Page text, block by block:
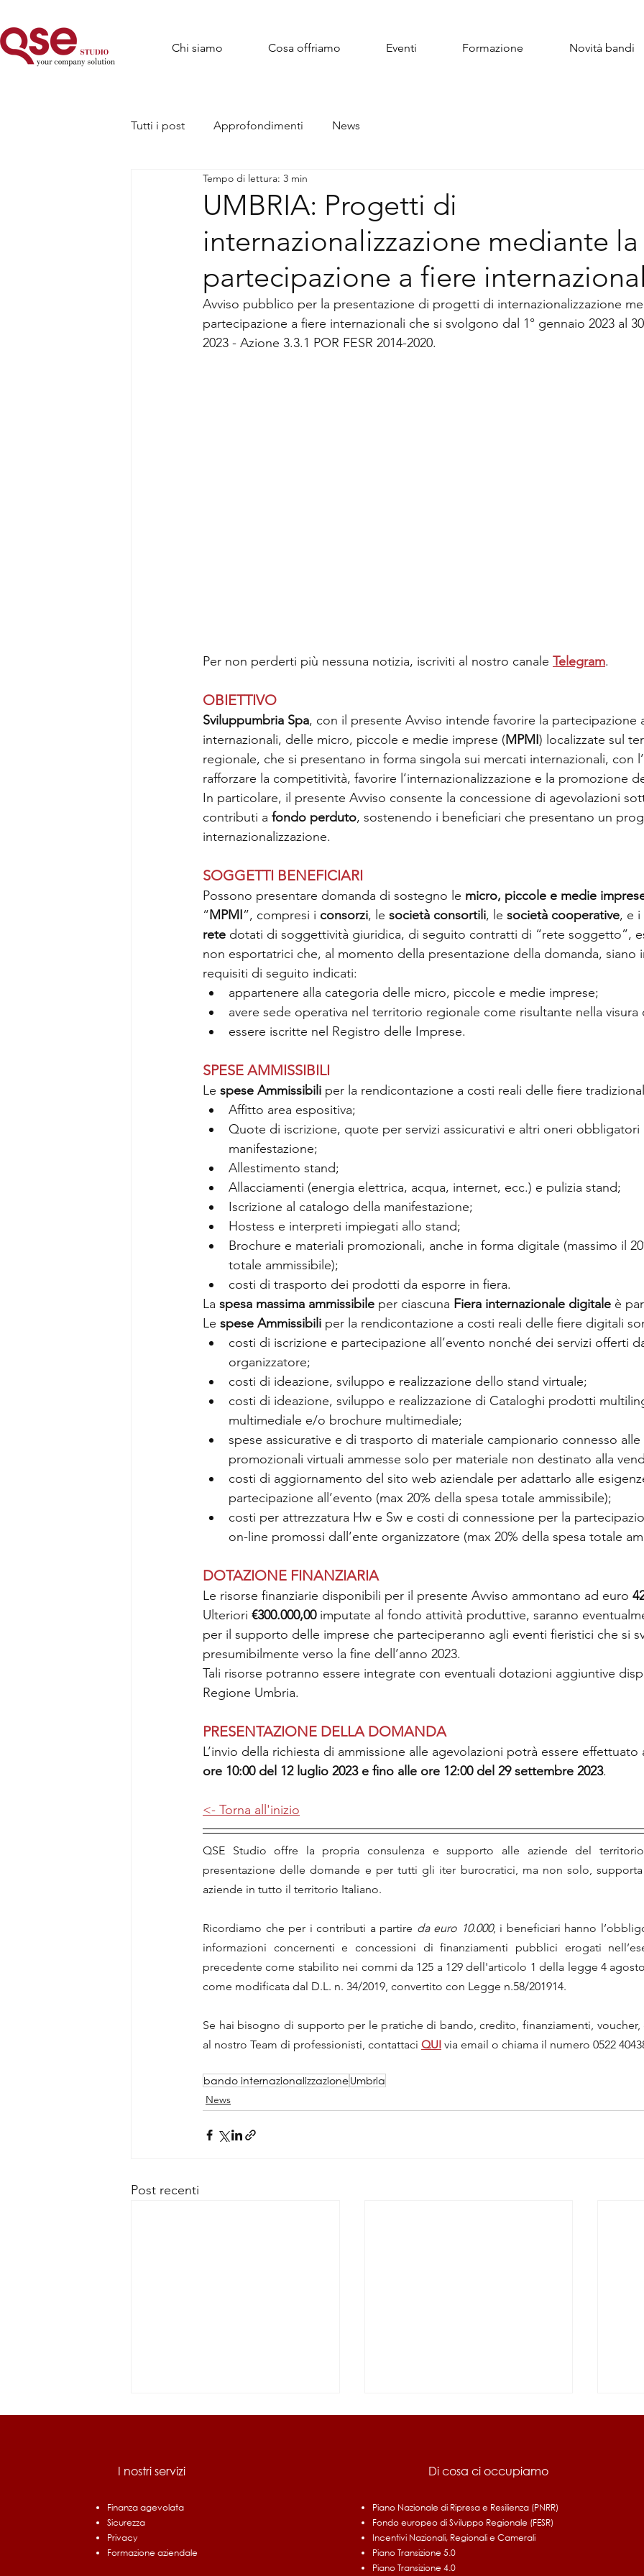
Chi siamo Cosa offriamo Eventi Formazione Novità bandi
Tutti i post Approfondimenti News
UMBRIA: Progetti di
internazionalizzazione mediante la
partecipazione a fiere
Tempo di lettura: 3 min
Avviso pubblico per la presentazione di progetti di internazionalizzazione
partecipazione a fiere internazionali che si svolgono dal 1° gennaio 2023 al
2023 - Azione 3.3.1 POR FESR 2014-2020.
Per non perderti più nessuna notizia, iscriviti al nostro canale Telegram.
OBIETTIVO
Sviluppumbria Spa, con il presente Avviso intende favorire la partecipazione
internazionali, delle micro, piccole e medie imprese (MPMI) localizzate sul
regionale, che si presentano in forma singola sui mercati internazionali, con
rafforzare la competitività, favorire l’internazionalizzazione e la promozione
In particolare, il presente Avviso consente la concessione di agevolazioni
contributi a fondo perduto, sostenendo i beneficiari che presentano un
internazionalizzazione.
SOGGETTI BENEFICIARI
Possono presentare domanda di sostegno le micro, piccole e medie
“MPMI”, compresi i consorzi, le società consortili, le società cooperative, e i
rete dotati di soggettività giuridica, di seguito contratti di “rete soggetto”,
non esportatrici che, al momento della presentazione della domanda, siano
requisiti di seguito indicati:
appartenere alla categoria delle micro, piccole e medie imprese;
avere sede operativa nel territorio regionale come risultante nella visura
essere iscritte nel Registro delle Imprese.
SPESE AMMISSIBILI
Le spese Ammissibili per la rendicontazione a costi reali delle fiere
Affitto area espositiva;
Quote di iscrizione, quote per servizi assicurativi e altri oneri obbligatori
manifestazione;
Allestimento stand;
Allacciamenti (energia elettrica, acqua, internet, ecc.) e pulizia stand;
Iscrizione al catalogo della manifestazione;
Hostess e interpreti impiegati allo stand;
Brochure e materiali promozionali, anche in forma digitale (massimo il
totale ammissibile);
costi di trasporto dei prodotti da esporre in fiera.
La spesa massima ammissibile per ciascuna Fiera internazionale digitale è
Le spese Ammissibili per la rendicontazione a costi reali delle fiere digitali
costi di iscrizione e partecipazione all’evento nonché dei servizi offerti
organizzatore;
costi di ideazione, sviluppo e realizzazione dello stand virtuale;
costi di ideazione, sviluppo e realizzazione di Cataloghi prodotti
multimediale e/o brochure multimediale;
spese assicurative e di trasporto di materiale campionario connesso alle
promozionali virtuali ammesse solo per materiale non destinato alla
costi di aggiornamento del sito web aziendale per adattarlo alle
partecipazione all’evento (max 20% della spesa totale ammissibile);
costi per attrezzatura Hw e Sw e costi di connessione per la
on-line promossi dall’ente organizzatore (max 20% della spesa totale
DOTAZIONE FINANZIARIA
Le risorse finanziarie disponibili per il presente Avviso ammontano ad euro
Ulteriori €300.000,00 imputate al fondo attività produttive, saranno
per il supporto delle imprese che parteciperanno agli eventi fieristici che si
presumibilmente verso la fine dell’anno 2023.
Tali risorse potranno essere integrate con eventuali dotazioni aggiuntive
Regione Umbria.
PRESENTAZIONE DELLA DOMANDA
L’invio della richiesta di ammissione alle agevolazioni potrà essere effettuato
ore 10:00 del 12 luglio 2023 e fino alle ore 12:00 del 29 settembre 2023.
<- Torna all'inizio
QSE Studio offre la propria consulenza e supporto alle aziende del
presentazione delle domande e per tutti gli iter burocratici, ma non solo,
aziende in tutto il territorio Italiano.
Ricordiamo che per i contributi a partire da euro 10.000, i beneficiari hanno
informazioni concernenti e concessioni di finanziamenti pubblici erogati
precedente come stabilito nei commi da 125 a 129 dell'articolo 1 della legge 4 agosto
come modificata dal D.L. n. 34/2019, convertito con Legge n.58/201914.
Se hai bisogno di supporto per le pratiche di bando, credito, finanziamenti,
al nostro Team di professionisti, contattaci QUI via email o chiama il numero 0522
bando internazionalizzazioneUmbria
News
Post recenti
Prioritarie: fino a 1,5 milioni
Fondo di Contrasto alla
Deindustrializzazione 2026
I nostri servizi
Finanza agevolata
Sicurezza
Privacy
Formazione aziendale
Di cosa ci occupiamo
Piano Nazionale di Ripresa e Resilienza (PNRR)
Fondo europeo di Sviluppo Regionale (FESR)
Incentivi Nazionali, Regionali e Camerali
Piano Transizione 5.0
Piano Transizione 4.0